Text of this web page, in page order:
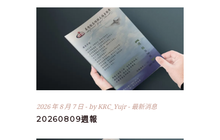
2026 年 8 月 7 日 byKRC_Yujr 最新消息
20260809週報